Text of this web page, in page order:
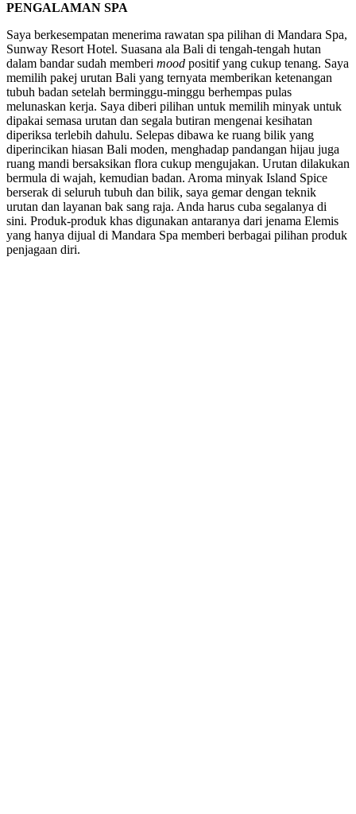
PENGALAMAN SPA
Saya berkesempatan menerima rawatan spa pilihan di Mandara Spa,
Sunway Resort Hotel. Suasana ala Bali di tengah-tengah hutan
dalam bandar sudah memberi mood positif yang cukup tenang. Saya
memilih pakej urutan Bali yang ternyata memberikan ketenangan
tubuh badan setelah berminggu-minggu berhempas pulas
melunaskan kerja. Saya diberi pilihan untuk memilih minyak untuk
dipakai semasa urutan dan segala butiran mengenai kesihatan
diperiksa terlebih dahulu. Selepas dibawa ke ruang bilik yang
diperincikan hiasan Bali moden, menghadap pandangan hijau juga
ruang mandi bersaksikan flora cukup mengujakan. Urutan dilakukan
bermula di wajah, kemudian badan. Aroma minyak Island Spice
berserak di seluruh tubuh dan bilik, saya gemar dengan teknik
urutan dan layanan bak sang raja. Anda harus cuba segalanya di
sini. Produk-produk khas digunakan antaranya dari jenama Elemis
yang hanya dijual di Mandara Spa memberi berbagai pilihan produk
penjagaan diri.